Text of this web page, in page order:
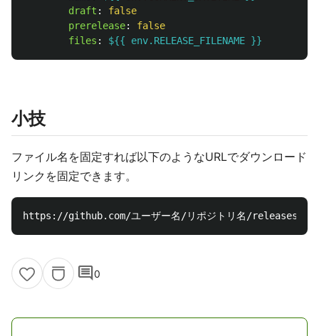
draft :
false
prerelease:
false
files : ${{ env.RELEASE_FILENAME }}
小技
ファイル名を固定すれば以下のようなURLでダウンロード
リンクを固定できます。
comment0